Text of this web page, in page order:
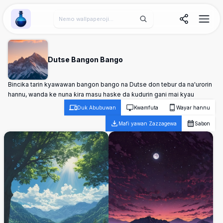
Wallpaper Alchemy
Dutse Bangon Bango
Bincika tarin kyawawan bangon bango na Dutse don tebur da na'urorin
hannu, wanda ke nuna ƙira masu haske da ƙudurin gani mai kyau
Duk Abubuwan Kwamfuta Wayar hannu
Mafi yawan Zazzagewa Sabon